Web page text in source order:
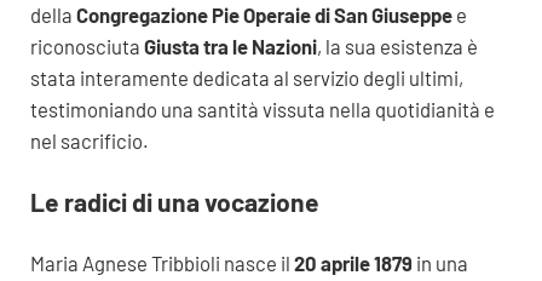
della Congregazione Pie Operaie di San Giuseppe e
riconosciuta Giusta tra le Nazioni, la sua esistenza è
stata interamente dedicata al servizio degli ultimi,
testimoniando una santità vissuta nella quotidianità e
nel sacrificio.
Le radici di una vocazione
Maria Agnese Tribbioli nasce il 20 aprile 1879 in una